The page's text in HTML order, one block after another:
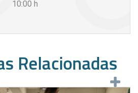
10:00 h
Relacionadas